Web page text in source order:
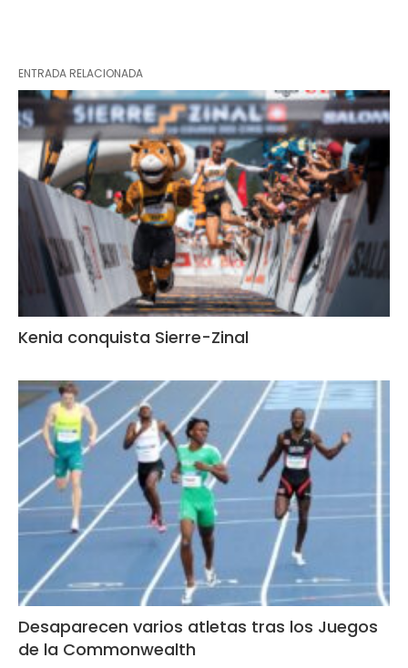
ENTRADA RELACIONADA
Kenia conquista Sierre-Zinal
Desaparecen varios atletas tras los Juegos
de la Commonwealth